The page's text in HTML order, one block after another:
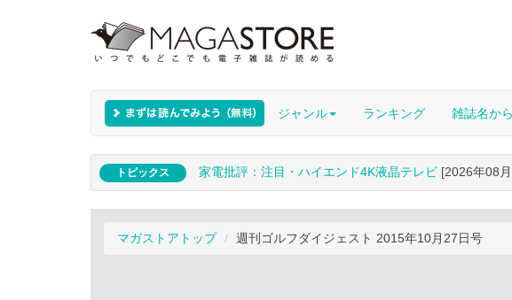
ジャンル ランキング 雑誌名か
トピックス 家電批評：注目・ハイエンド4K液晶テレビ [2026年08
マガストアトップ 週刊ゴルフダイジェスト 2015年10月27日号